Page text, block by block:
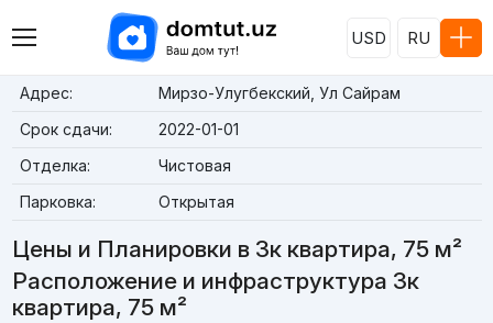
USD RU
Адрес:
Мирзо-Улугбекский, Ул Сайрам
Срок сдачи:
2022-01-01
Отделка:
Чистовая
Парковка:
Открытая
Цены и Планировки в 3к квартира, 75 м²
Расположение и инфраструктура 3к
квартира, 75 м²